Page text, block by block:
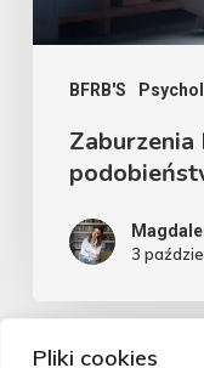
Pliki cookies
BFRB'S
różnice
Zaburzenia
3